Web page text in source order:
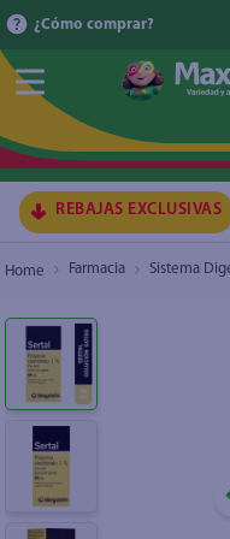
¿Cómo comprar?
REBAJAS EXCLUSIVAS
Farmacia Sistema
Sertal